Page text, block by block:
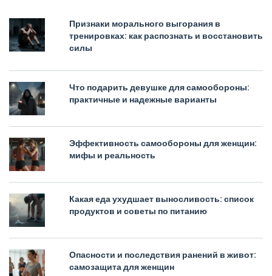
Признаки морального выгорания в
тренировках: как распознать и восстановить
силы
Что подарить девушке для самообороны:
практичные и надежные варианты
Эффективность самообороны для женщин:
мифы и реальность
Какая еда ухудшает выносливость: список
продуктов и советы по питанию
Опасности и последствия ранений в живот:
самозащита для женщин